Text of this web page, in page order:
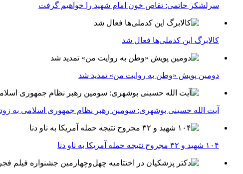
سرلشکر حاتمی: تقاص خون امام شهید را خواهیم گرفت
کالابرگ این کدملی‌ها فعال شد
دومین پویش «وطن به روایت من» تمدید شد
آیت الله حسینی بوشهری: سومین رهبر نظام جمهوری اسلامی به
۱۰۴ شهید و ۳۲ مجروح نتیجه حمله آمریکا به ناو دنا